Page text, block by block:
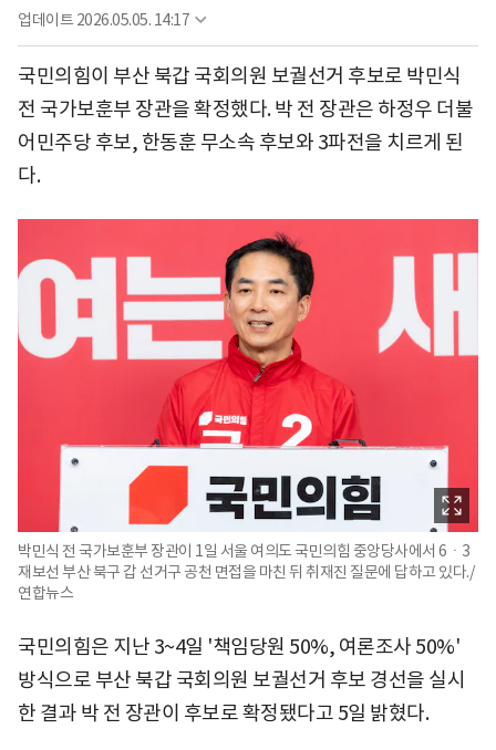
업데이트 2026.05.05. 14:17
국민의힘이 부산 북갑 국회의원 보궐선거 후보로 박민식
전 국가보훈부 장관을 확정했다. 박 전 장관은 하정우 더불
어민주당 후보, 한동훈 무소속 후보와 3파전을 치르게 된
다.
박민식 전 국가보훈부 장관이 1일 서울 여의도 국민의힘 중앙당사에서 6ㆍ3
재보선 부산 북구 갑 선거구 공천 면접을 마친 뒤 취재진 질문에 답하고 있다./
연합뉴스
국민의힘은 지난 3~4일 '책임당원 50%, 여론조사 50%'
방식으로 부산 북갑 국회의원 보궐선거 후보 경선을 실시
한 결과 박 전 장관이 후보로 확정됐다고 5일 밝혔다.